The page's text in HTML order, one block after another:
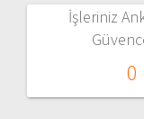
İşleriniz
0